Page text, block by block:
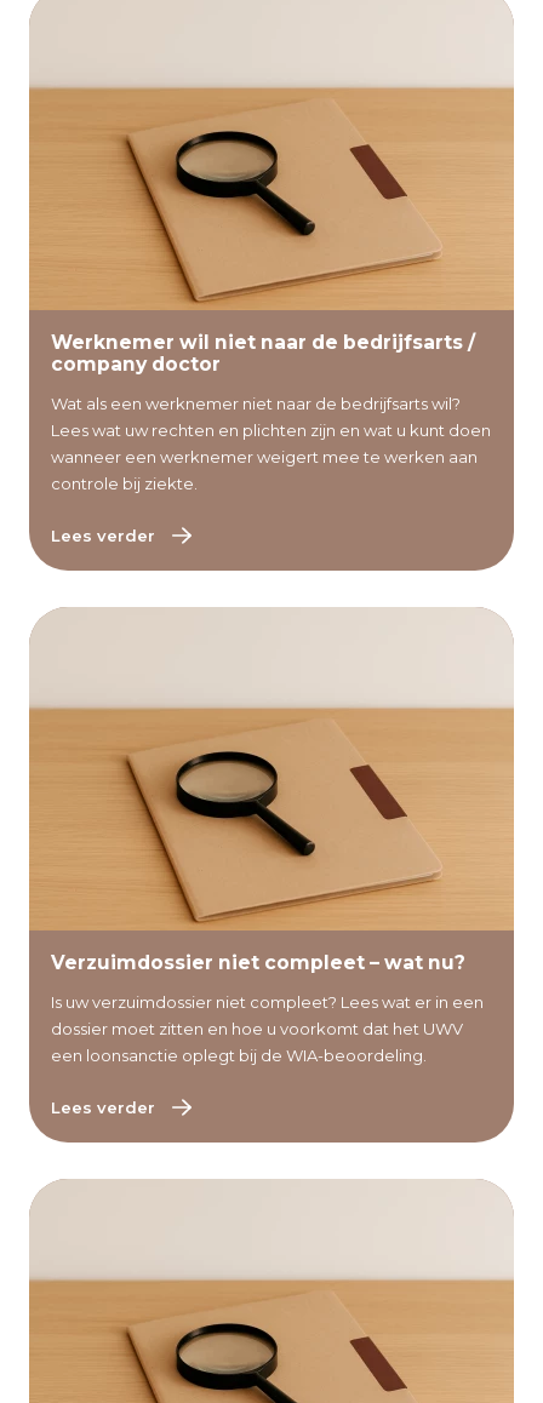
Lees verder
Werknemer wil niet naar de bedrijfsarts /
company doctor
Wat als een werknemer niet naar de bedrijfsarts wil?
Lees wat uw rechten en plichten zijn en wat u kunt doen
wanneer een werknemer weigert mee te werken aan
controle bij ziekte.
Lees verder
Lees verder
Verzuimdossier niet compleet – wat nu?
Is uw verzuimdossier niet compleet? Lees wat er in een
dossier moet zitten en hoe u voorkomt dat het UWV
een loonsanctie oplegt bij de WIA-beoordeling.
Lees verder